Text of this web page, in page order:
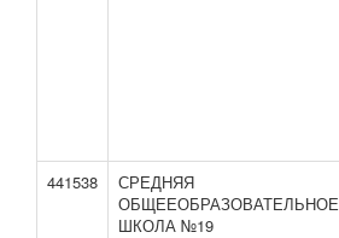
441538
СРЕДНЯЯ
ОБЩЕЕОБРАЗОВАТЕЛЬНОЕ
ШКОЛА №19